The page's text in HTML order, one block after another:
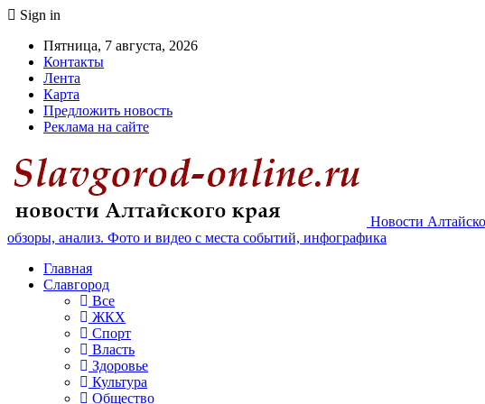
Sign in
Пятница, 7 августа, 2026
Контакты
Лента
Карта
Предложить новость
Реклама на сайте
Новости
обзоры, анализ. Фото и видео с места событий, инфографика
Главная
Славгород
Все
ЖКХ
Спорт
Власть
Здоровье
Культура
Общество